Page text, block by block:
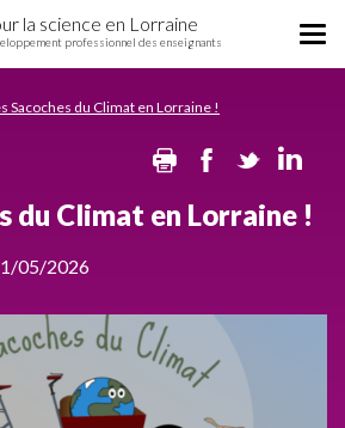
la science en Lorraine
professionnel des enseignants
Sacoches du Climat en Lorraine !
PrintFacebook
du Climat en Lorraine !
05/2026